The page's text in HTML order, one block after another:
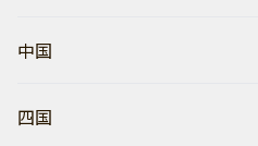
中国
四国